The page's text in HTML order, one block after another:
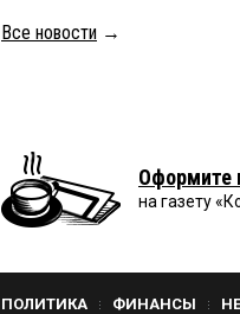
Все новости →
Оформите
на газету
ПОЛИТИКА ФИНАНСЫ